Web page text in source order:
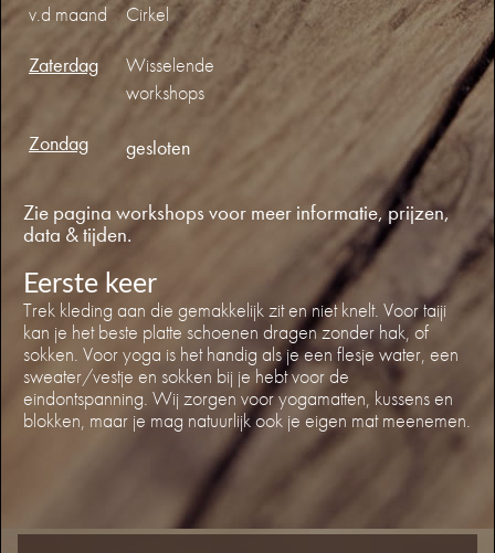
v.d maand
Cirkel
Zaterdag
Zondag
Wisselende
workshops
gesloten
Zie pagina workshops voor meer informatie, prijzen,
data & tijden.
Eerste keer
Trek kleding aan die gemakkelijk zit en niet knelt. Voor taiji
kan je het beste platte schoenen dragen zonder hak, of
sokken. Voor yoga is het handig als je een flesje water, een
sweater/vestje en sokken bij je hebt voor de
eindontspanning. Wij zorgen voor yogamatten, kussens en
blokken, maar je mag natuurlijk ook je eigen mat meenemen.